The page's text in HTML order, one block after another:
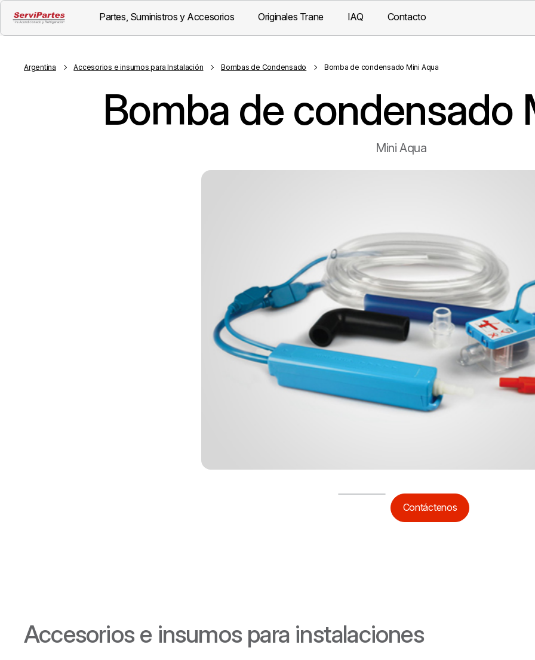
Partes, Suministros y Accesorios Originales Trane IAQ Contacto
Argentina Accesorios e insumos para Instalación Bombas de Condensado Bomba de condensado Mini Aqua
Bomba de condensado
Mini Aqua
Contáctenos
Visión General Descripción
Accesorios e insumos para instalaciones